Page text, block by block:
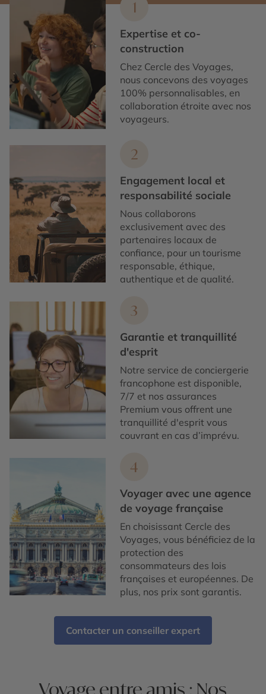
1
Expertise et co-
construction
Chez Cercle des Voyages,
nous concevons des voyages
100% personnalisables, en
collaboration étroite avec nos
voyageurs.
2
Engagement local et
responsabilité sociale
Nous collaborons
exclusivement avec des
partenaires locaux de
confiance, pour un tourisme
responsable, éthique,
authentique et de qualité.
3
Garantie et tranquillité
d'esprit
Notre service de conciergerie
francophone est disponible,
7/7 et nos assurances
Premium vous offrent une
tranquillité d'esprit vous
couvrant en cas d’imprévu.
4
Voyager avec une agence
de voyage française
En choisissant Cercle des
Voyages, vous bénéficiez de la
protection des
consommateurs des lois
françaises et européennes. De
plus, nos prix sont garantis.
Contacter un conseiller expert
Voyage entre amis : Nos